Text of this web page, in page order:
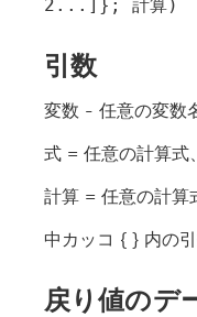
2...]}; 計算)
引数
変数 - 任意の変数
式= 任意の計算式
計算= 任意の計算
中カッコ { } 内の
戻り値のデ